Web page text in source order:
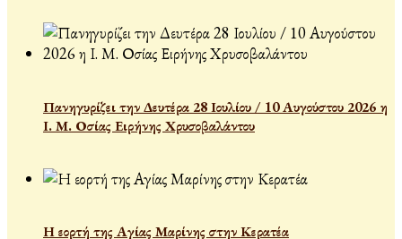
Πανηγυρίζει την Δευτέρα 28 Ιουλίου / 10 Αυγούστου 2026 η
Ι. Μ. Οσίας Ειρήνης Χρυσοβαλάντου
Η εορτή της Αγίας Μαρίνης στην Κερατέα